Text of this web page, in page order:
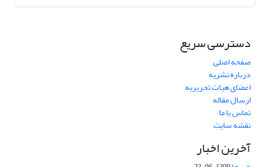
دسترسی سریع
صفحه اصلی
درباره نشریه
اعضای هیات تحریریه
ارسال مقاله
تماس با ما
نقشه سایت
آخرین اخبار